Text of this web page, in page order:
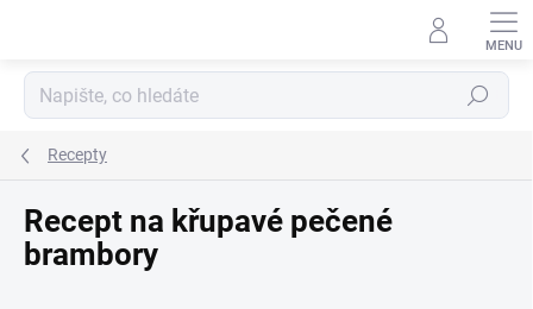
Hledat
Recepty
Recept na křupavé pečené
brambory